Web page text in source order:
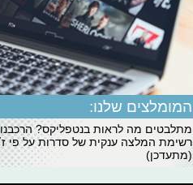
המומלצים שלנו:
מתלבטים מה לראות בנטפליקס?
רשימת המלצה ענקית של סדרות על פי
(מתעדכן)